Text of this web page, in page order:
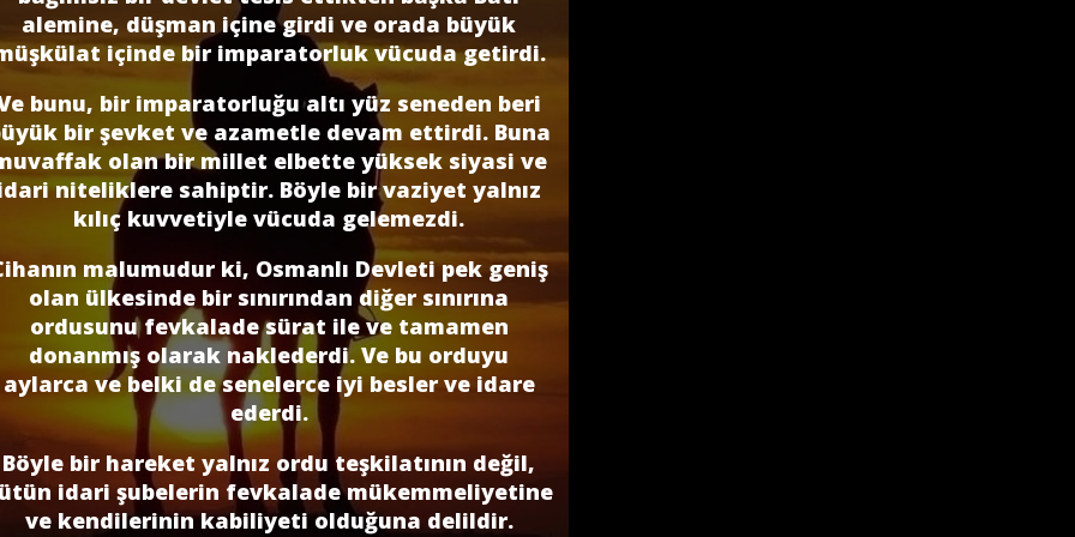
alemine, düşman içine girdi ve orada büyük
içinde bir imparatorluk vücuda getirdi.
bunu, bir imparatorluğu altı yüz seneden beri
bir şevket ve azametle devam ettirdi. Buna
olan bir millet elbette yüksek siyasi ve
niteliklere sahiptir. Böyle bir vaziyet yalnız
kılıç kuvvetiyle vücuda gelemezdi.
malumudur ki, Osmanlı Devleti pek geniş
olan ülkesinde bir sınırından diğer sınırına
ordusunu fevkalade sürat ile ve tamamen
donanmış olarak naklederdi. Ve bu orduyu
aylarca ve belki de senelerce iyi besler ve idare
ederdi.
Böyle bir hareket yalnız ordu teşkilatının değil,
idari şubelerin fevkalade mükemmeliyetine
ve kendilerinin kabiliyeti olduğuna delildir.